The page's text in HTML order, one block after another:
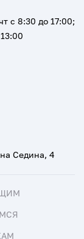
Седина, 4
с 8:30 до 17:00;